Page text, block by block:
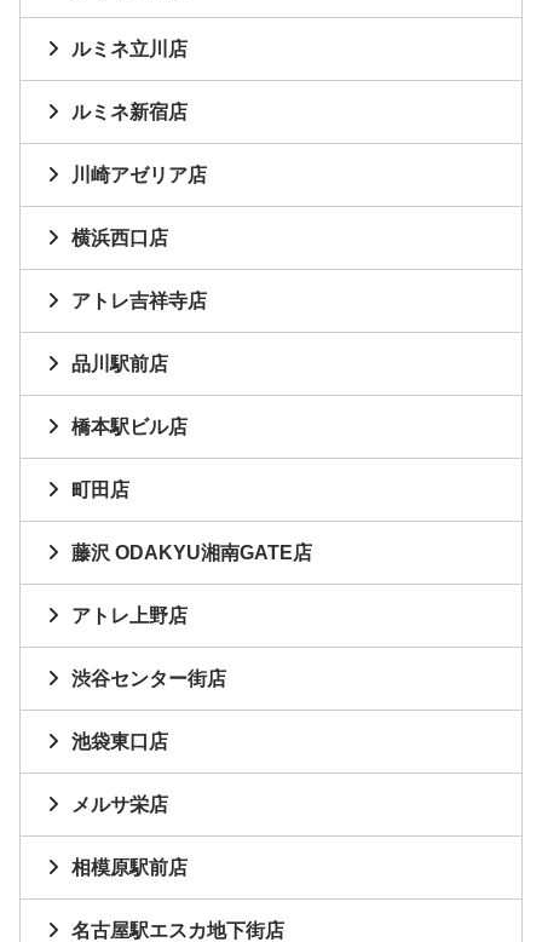
ルミネ立川店
ルミネ新宿店
川崎アゼリア店
横浜西口店
アトレ吉祥寺店
品川駅前店
橋本駅ビル店
町田店
藤沢 ODAKYU湘南GATE店
アトレ上野店
渋谷センター街店
池袋東口店
メルサ栄店
相模原駅前店
名古屋駅エスカ地下街店